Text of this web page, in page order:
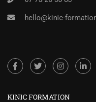
hello@kinic-
KINIC FORMATION